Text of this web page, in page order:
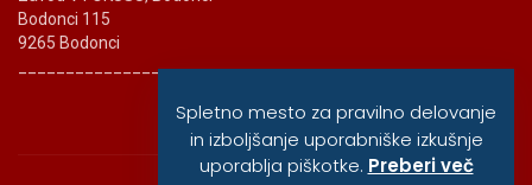
Bodonci 115
9265 Bodonci
_______________________
Spletno mesto za pravilno delovanje
in izboljšanje uporabniške izkušnje
uporablja piškotke. Preberi več